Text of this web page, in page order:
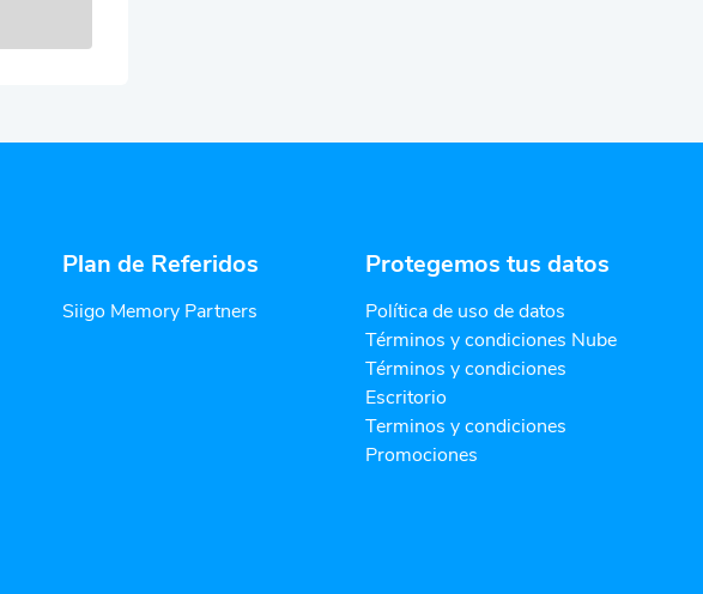
Plan de Referidos
Siigo Memory Partners
Protegemos tus datos
Política de uso de datos
Términos y condiciones Nube
Términos y condiciones
Escritorio
Terminos y condiciones
Promociones